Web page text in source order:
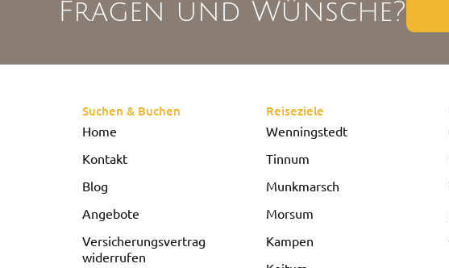
Fragen und Wünsche?
Suchen & Buchen
Home
Kontakt
Blog
Angebote
Versicherungsvertrag
widerrufen
Reiseziele
Wenningstedt
Tinnum
Munkmarsch
Morsum
Kampen